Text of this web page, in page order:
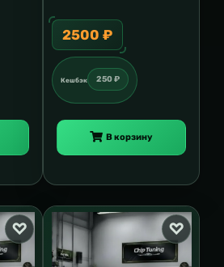
2500 ₽
Кешбэк 250 ₽
В корзину